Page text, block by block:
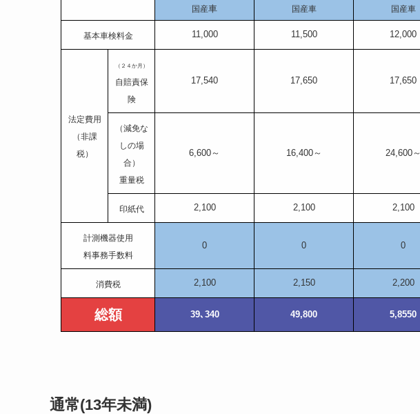
国産車 国産車 国産車
基本車検料金 11,000 11,500 12,000
法定費用
（非課
税）
（２４か月）
自賠責保
険
17,540 17,650 17,650
（減免な
しの場
合）
重量税
6,600～ 16,400～ 24,600～
印紙代 2,100 2,100 2,100
計測機器使用
料事務手数料
0 0 0
消費税 2,100 2,150 2,200
総額 39､340 49,800 5,8550
通常(13年未満)